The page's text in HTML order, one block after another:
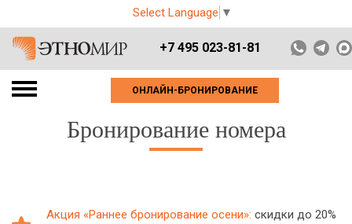
Select Language ▼
+7 495 023-81-81
ОНЛАЙН-БРОНИРОВАНИЕ
Бронирование номера
Акция «Раннее бронирование осени»: скидки до 20%